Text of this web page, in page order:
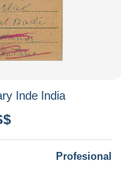
Inde India
Profesional